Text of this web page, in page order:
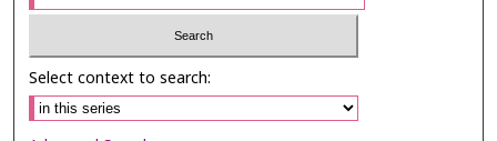
Select context to search: